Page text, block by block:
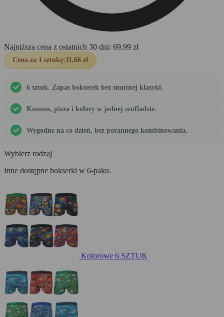
Najniższa cena z ostatnich 30 dni: 69,99 zł
Cena za 1 sztukę: 11,66 zł
6 sztuk. Zapas bokserek bez smutnej klasyki.
Kosmos, pizza i kolory w jednej szufladzie.
Wygodne na co dzień, bez porannego kombinowania.
Wybierz rodzaj
Inne dostępne bokserki w 6-paku.
Kolorowe 6 SZTUK